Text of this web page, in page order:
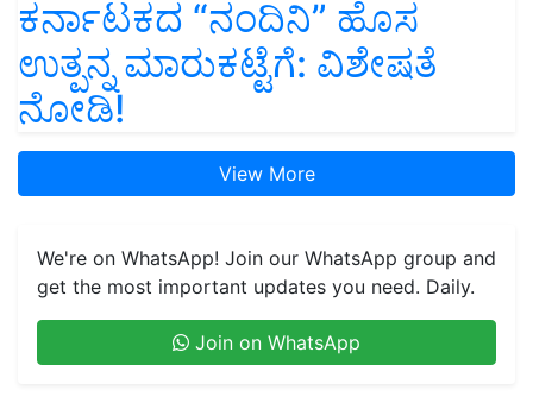
ಕರ್ನಾಟಕದ “ನಂದಿನಿ” ಹೊಸ
ಉತ್ಪನ್ನ ಮಾರುಕಟ್ಟೆಗೆ: ವಿಶೇಷತೆ
ನೋಡಿ!
View More
We're on WhatsApp! Join our WhatsApp group and
get the most important updates you need. Daily.
Join on WhatsApp